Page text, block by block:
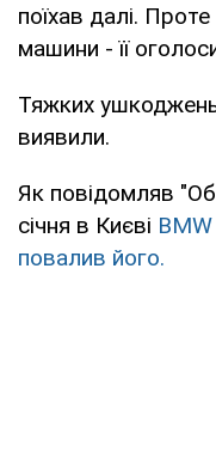
поїхав далі.
машини - її
Тяжких
виявили.
Як повідомляв
січня в Києві
повалив його.